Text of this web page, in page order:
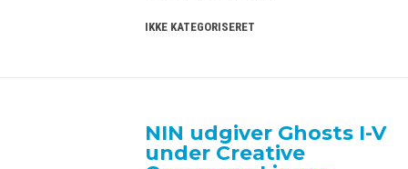
IKKE KATEGORISERET
NIN udgiver Ghosts I-V
under Creative